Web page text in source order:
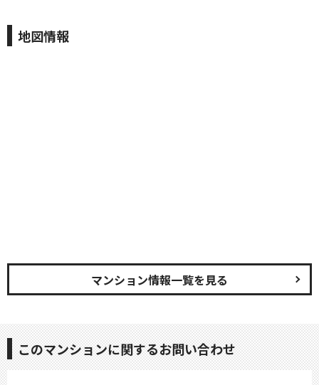
地図情報
マンション情報一覧を見る
このマンションに関するお問い合わせ